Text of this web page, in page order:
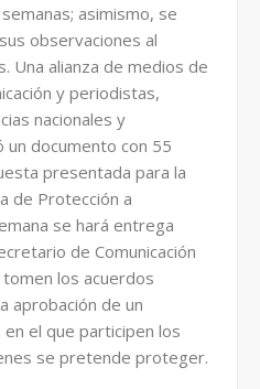
asimismo, se
observaciones al
Una alianza de medios de
y periodistas,
nacionales y
documento con 55
presentada para la
de Protección a
se hará entrega
de Comunicación
los acuerdos
aprobación de un
el que participen los
se pretende proteger.